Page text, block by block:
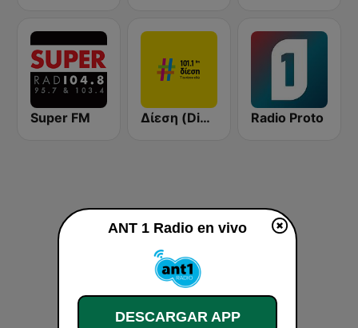
Super FM Δίεση (Diesi) Radio Proto
ANT 1 Radio en vivo
DESCARGAR APP